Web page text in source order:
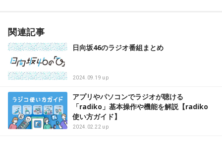
関連記事
日向坂46のラジオ番組まとめ
2024.09.19 up
アプリやパソコンでラジオが聴ける
「radiko」基本操作や機能を解説【radiko
使い方ガイド】
2024.02.22 up